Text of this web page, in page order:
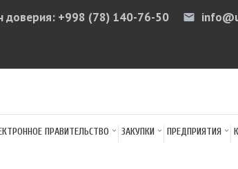
доверия: +998 (78) 140-76-50 email
ПРАВИТЕЛЬСТВО ЗАКУПКИ ПРЕДПРИЯТИЯ